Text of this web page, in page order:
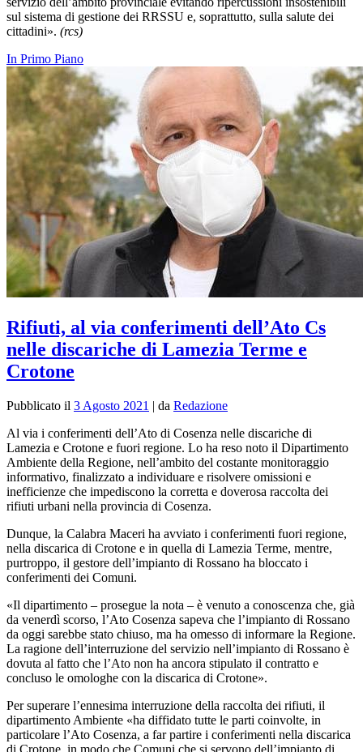
sul sistema di gestione dei RRSSU e, soprattutto, sulla salute dei
cittadini». (rcs)
In Primo Piano
Rifiuti, al via conferimenti dell’Ato Cs
nelle discariche di Lamezia Terme e
Crotone
Pubblicato il 3 Agosto 2021 | da Redazione
Al via i conferimenti dell’Ato di Cosenza nelle discariche di
Lamezia e Crotone e fuori regione. Lo ha reso noto il Dipartimento
Ambiente della Regione, nell’ambito del costante monitoraggio
informativo, finalizzato a individuare e risolvere omissioni e
inefficienze che impediscono la corretta e doverosa raccolta dei
rifiuti urbani nella provincia di Cosenza.
Dunque, la Calabra Maceri ha avviato i conferimenti fuori regione,
nella discarica di Crotone e in quella di Lamezia Terme, mentre,
purtroppo, il gestore dell’impianto di Rossano ha bloccato i
conferimenti dei Comuni.
«Il dipartimento – prosegue la nota – è venuto a conoscenza che, già
da venerdì scorso, l’Ato Cosenza sapeva che l’impianto di Rossano
da oggi sarebbe stato chiuso, ma ha omesso di informare la Regione.
La ragione dell’interruzione del servizio nell’impianto di Rossano è
dovuta al fatto che l’Ato non ha ancora stipulato il contratto e
concluso le omologhe con la discarica di Crotone».
Per superare l’ennesima interruzione della raccolta dei rifiuti, il
dipartimento Ambiente «ha diffidato tutte le parti coinvolte, in
particolare l’Ato Cosenza, a far partire i conferimenti nella discarica
di Crotone, in modo che Comuni che si servono dell’impianto di